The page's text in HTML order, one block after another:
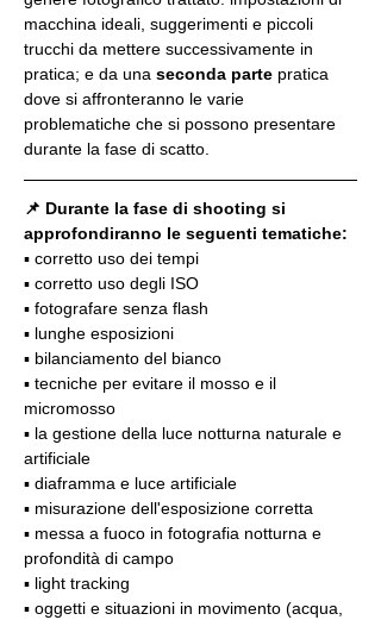
macchina ideali, suggerimenti e piccoli
trucchi da mettere successivamente in
pratica; e da una seconda parte pratica
dove si affronteranno le varie
problematiche che si possono presentare
durante la fase di scatto.
📌 Durante la fase di shooting si
approfondiranno le seguenti tematiche:
▪️ corretto uso dei tempi
▪️ corretto uso degli ISO
▪️ fotografare senza flash
▪️ lunghe esposizioni
▪️ bilanciamento del bianco
▪️ tecniche per evitare il mosso e il
micromosso
▪️ la gestione della luce notturna naturale e
artificiale
▪️ diaframma e luce artificiale
▪️ misurazione dell'esposizione corretta
▪️ messa a fuoco in fotografia notturna e
profondità di campo
▪️ light tracking
▪️ oggetti e situazioni in movimento (acqua,